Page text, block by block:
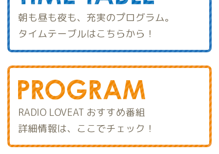
朝も昼も夜も、充実のプログラム。
タイムテーブルはこちらから！
RADIO LOVEAT おすすめ番組
詳細情報は、ここでチェック！